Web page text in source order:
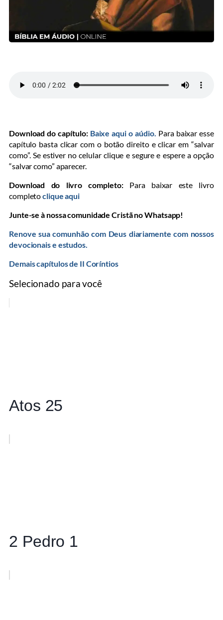
Download do capítulo: Baixe aqui o aúdio. Para baixar esse
capítulo basta clicar com o botão direito e clicar em “salvar
como”. Se estiver no celular clique e segure e espere a opção
“salvar como” aparecer.
Download do livro completo: Para baixar este livro
completoclique aqui
Junte-se à nossa comunidade Cristã no Whatsapp!
Renove sua comunhão com Deus diariamente com nossos
devocionais e estudos.
Demais capítulos de II Coríntios
Selecionado para você
Atos 25
2 Pedro 1